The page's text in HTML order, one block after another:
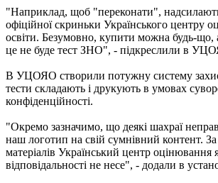
"Наприклад, щоб "переконати", надсилають
офіційної скриньки Українського центру
освіти. Безумовно, купити можна будь-що,
це не буде тест ЗНО", - підкреслили в
В УЦОЯО створили потужну систему
тести складають і друкують в умовах
конфіденційності.
"Окремо зазначимо, що деякі шахраї
наш логотип на свій сумнівний контент. За
матеріалів Український центр оцінювання
відповідальності не несе", - додали в